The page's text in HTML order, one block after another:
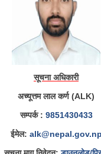
सूचना अधिकारी
अच्यूत्तम लाल कर्ण (ALK)
सम्पर्क : 9851430433
ईमेल: alk@nepal.gov.np